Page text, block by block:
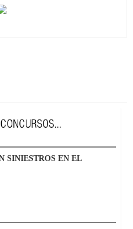
SINIESTROS EN EL